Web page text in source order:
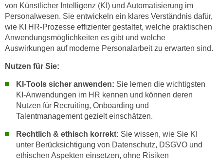
von Künstlicher Intelligenz (KI) und Automatisierung im
Personalwesen. Sie entwickeln ein klares Verständnis dafür,
wie KI HR-Prozesse effizienter gestaltet, welche praktischen
Anwendungsmöglichkeiten es gibt und welche
Auswirkungen auf moderne Personalarbeit zu erwarten sind.
Nutzen für Sie:
KI-Tools sicher anwenden: Sie lernen die wichtigsten
KI-Anwendungen im HR kennen und können deren
Nutzen für Recruiting, Onboarding und
Talentmanagement gezielt einschätzen.
Rechtlich & ethisch korrekt: Sie wissen, wie Sie KI
unter Berücksichtigung von Datenschutz, DSGVO und
ethischen Aspekten einsetzen, ohne Risiken
t
e
r
t
e
o
e
e
n
h
a
e
n